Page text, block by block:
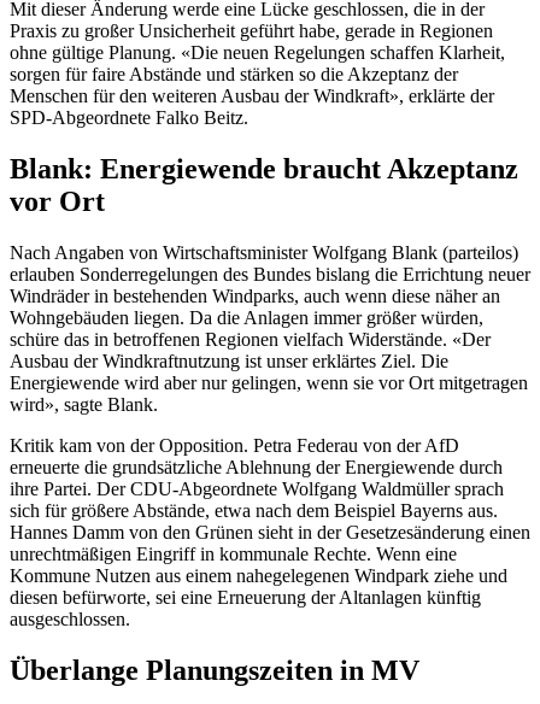
Mit dieser Änderung werde eine Lücke geschlossen, die in der
Praxis zu großer Unsicherheit geführt habe, gerade in Regionen
ohne gültige Planung. «Die neuen Regelungen schaffen Klarheit,
sorgen für faire Abstände und stärken so die Akzeptanz der
Menschen für den weiteren Ausbau der Windkraft», erklärte der
SPD-Abgeordnete Falko Beitz.
Blank: Energiewende braucht Akzeptanz
vor Ort
Nach Angaben von Wirtschaftsminister Wolfgang Blank (parteilos)
erlauben Sonderregelungen des Bundes bislang die Errichtung neuer
Windräder in bestehenden Windparks, auch wenn diese näher an
Wohngebäuden liegen. Da die Anlagen immer größer würden,
schüre das in betroffenen Regionen vielfach Widerstände. «Der
Ausbau der Windkraftnutzung ist unser erklärtes Ziel. Die
Energiewende wird aber nur gelingen, wenn sie vor Ort mitgetragen
wird», sagte Blank.
Kritik kam von der Opposition. Petra Federau von der AfD
erneuerte die grundsätzliche Ablehnung der Energiewende durch
ihre Partei. Der CDU-Abgeordnete Wolfgang Waldmüller sprach
sich für größere Abstände, etwa nach dem Beispiel Bayerns aus.
Hannes Damm von den Grünen sieht in der Gesetzesänderung einen
unrechtmäßigen Eingriff in kommunale Rechte. Wenn eine
Kommune Nutzen aus einem nahegelegenen Windpark ziehe und
diesen befürworte, sei eine Erneuerung der Altanlagen künftig
ausgeschlossen.
Überlange Planungszeiten in MV